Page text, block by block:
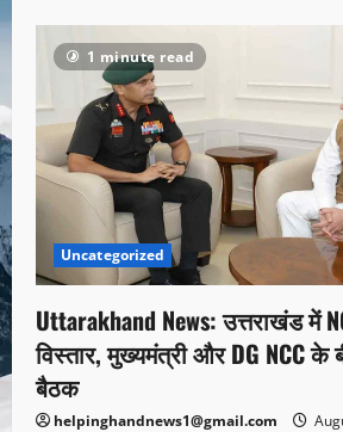
1 minute read
Uncategorized
Uttarakhand News: उत्तराखंड में
विस्तार, मुख्यमंत्री और DG NCC के
बैठक
helpinghandnews1@gmail.com